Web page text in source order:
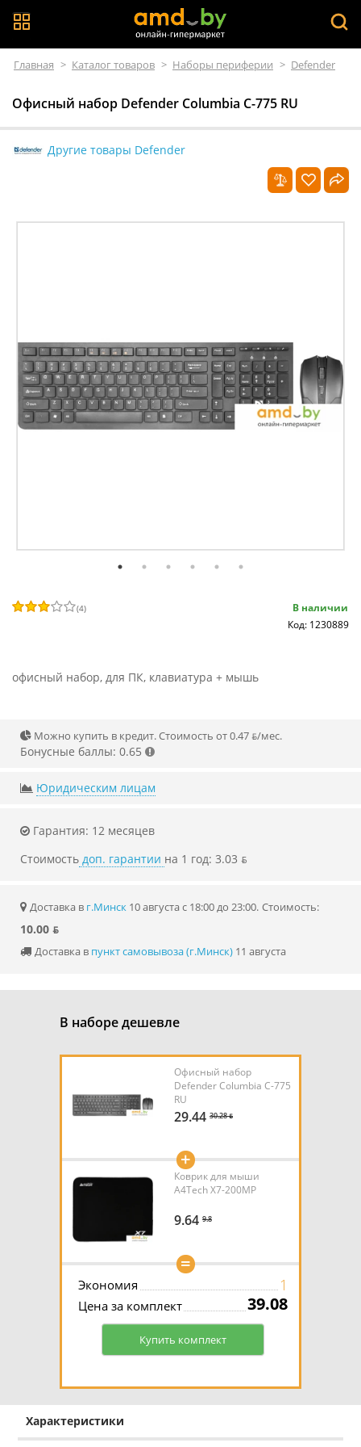
Главная > Каталог товаров > Наборы периферии > Defender
Офисный набор Defender Columbia C-775 RU
Другие товары Defender
(4)
В наличии
Код: 1230889
офисный набор, для ПК, клавиатура + мышь
Можно купить в кредит. Стоимость от 0.47 ƃ/мec.
Бонусные баллы: 0.65
Юридическим лицам
Гарантия: 12 месяцев
Стоимость доп. гарантии на 1 год: 3.03 ƃ
Доставка в г.Минск 10 августа с 18:00 до 23:00. Стоимость:
10.00 ƃ
Доставка в пункт самовывоза (г.Минск) 11 августа
В наборе дешевле
Офисный набор
Defender Columbia C-775
RU
29.44 30.28 ƃ
+
Коврик для мыши
A4Tech X7-200MP
9.64 9.8
=
Экономия 1
Цена за комплект 39.08
Купить комплект
Характеристики